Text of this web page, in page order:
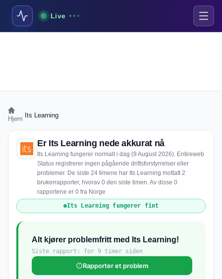
Live
Hjem Its Learning
Er Its Learning nede akkurat nå
Its Learning fungerer normalt i dag (9 August 2026). Entireweb
Status registrerer ingen pågående driftsforstyrrelser eller
problemer. De siste 24 timene har Its Learning mottatt 2
brukerrapporter, hvorav 0 den siste timen. Av disse 0
rapportene er 0 fra Norge
Its Learning fungerer fint
Alt kjører problemfritt med Its Learning!
Siste rapport: for 9 timer siden
Rapporter et problem